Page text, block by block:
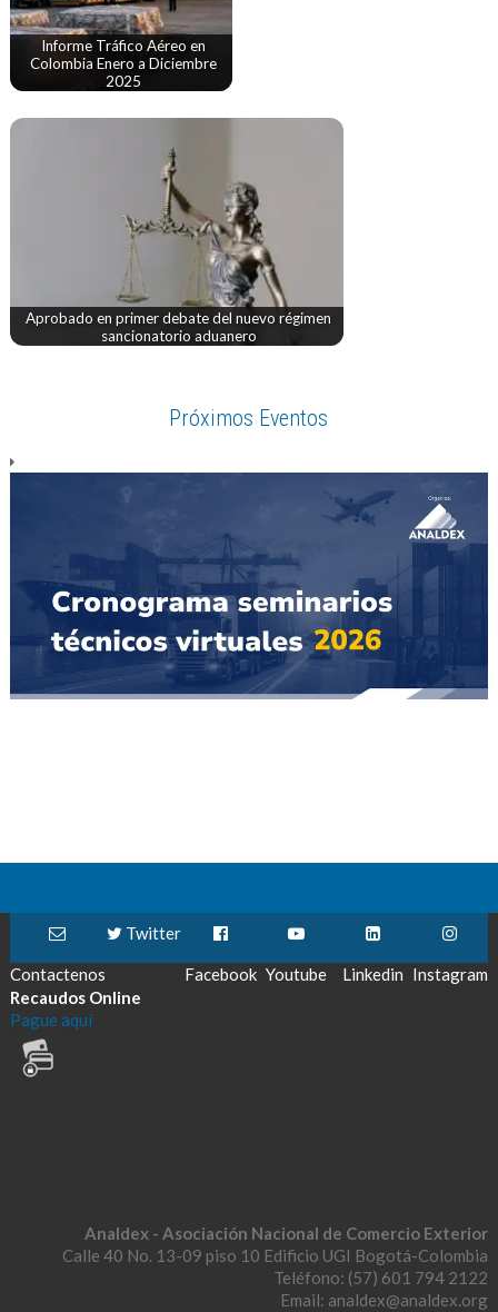
Informe Tráfico Aéreo en
Colombia Enero a Diciembre
2025
Aprobado en primer debate del nuevo régimen
sancionatorio aduanero
Próximos Eventos
Contactenos
Twitter
Facebook Youtube Linkedin Instagram
Recaudos Online
Pague aquí
Analdex - Asociación Nacional de Comercio Exterior
Calle 40 No. 13-09 piso 10 Edificio UGI Bogotá-Colombia
Teléfono: (57) 601 794 2122
Email: analdex@analdex.org